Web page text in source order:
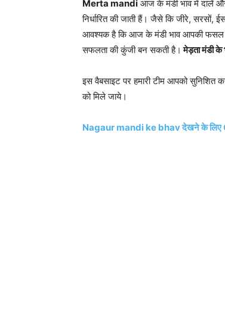
Merta mandi आज के मंडी भाव में दालें
निर्धारित की जाती हैं। जैसे कि जीरे, सरसों,
आवश्यक है कि आज के मंडी भाव आपकी फसल के
सफलता की कुंजी बन सकती है। मेड़ता मंडी के
इस वैबसाइट पर हमारी टीम आपको सुनिशित
को मिले जाये।
Nagaur mandi ke bhav देखने के लिए